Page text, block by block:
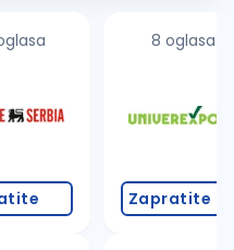
8 oglasa
Zapratite